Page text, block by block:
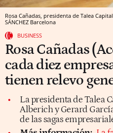
Rosa Cañadas, presidenta de Talea
SÁNCHEZ Barcelona
BUSINESS
Rosa Cañadas
cada diez
tienen relevo
La presidenta de Talea
Alberich y Gerard
de las sagas